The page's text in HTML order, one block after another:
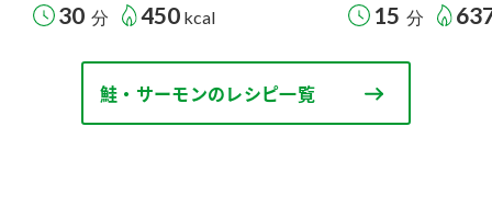
30 分 450 kcal 15 分
鮭・サーモンのレシピ一覧